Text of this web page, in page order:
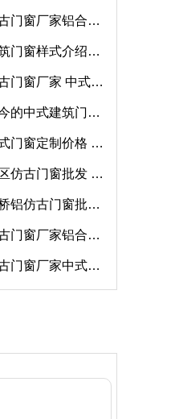
中式仿古门窗厂家铝合金仿古门窗定制 5年质保
明朝建筑门窗样式介绍——冠墅阳光
南京仿古门窗厂家 中式仿古门窗定制 节能防水
从古至今的中式建筑门窗到底有多美「冠墅阳光」
仿古中式门窗定制价格 铝合金仿古门窗报价
园林景区仿古门窗批发 铝合金仿古门窗采购-冠墅阳光
中式断桥铝仿古门窗批发 冠墅阳光仿古门窗 6000平米实体工厂
安徽仿古门窗厂家铝合金仿古门窗批发 免费设计出货快
六安仿古门窗厂家中式仿古门窗制作 6000平米源头厂家